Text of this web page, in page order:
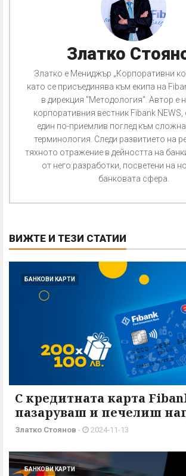
Златко
Златко е Мениджър „Корпоративни
като се присъединява към екипа на
в дирекция "Методология". Автор е
корпоративния вестник Fibank
един по-приемлив поглед към
терминология. Следи развитието на
тяхното отражение в дейността на
от него разработки, посветени на
банковата сфера.
ВИЖТЕ И ТЕЗИ СТАТИИ
БАНКОВИ КАРТИ
С кредитната карта
пазаруваш и печелиш
Златко Стоянов - 2024-11-13
БАНКОВИ КАРТИ